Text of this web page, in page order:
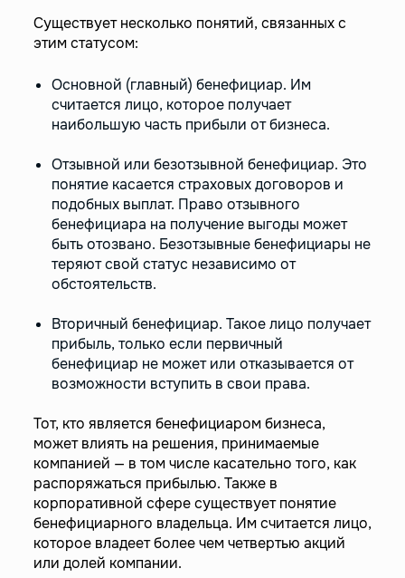
Существует несколько понятий, связанных с
этим статусом:
Основной (главный) бенефициар. Им
считается лицо, которое получает
наибольшую часть прибыли от бизнеса.
Отзывной или безотзывной бенефициар. Это
понятие касается страховых договоров и
подобных выплат. Право отзывного
бенефициара на получение выгоды может
быть отозвано. Безотзывные бенефициары не
теряют свой статус независимо от
обстоятельств.
Вторичный бенефициар. Такое лицо получает
прибыль, только если первичный
бенефициар не может или отказывается от
возможности вступить в свои права.
Тот, кто является бенефициаром бизнеса,
может влиять на решения, принимаемые
компанией — в том числе касательно того, как
распоряжаться прибылью. Также в
корпоративной сфере существует понятие
бенефициарного владельца. Им считается лицо,
которое владеет более чем четвертью акций
или долей компании.